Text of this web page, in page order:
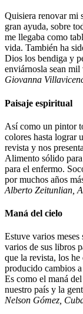
Quisiera renovar mi
gran ayuda, sobre
me llegaba como
vida. También ha
Dios los bendiga y
enviárnosla sean mil
Giovanna
Paisaje espiritual
Así como un pintor
colores hasta lograr
revista y nos
Alimento sólido
para el enfermo.
por muchos años
Alberto Zeitunlian,
Maná del cielo
Estuve varios
varios de sus libros
que la revista, los
producido cambios
Es como el maná
nuestro país y la
Nelson Gómez,